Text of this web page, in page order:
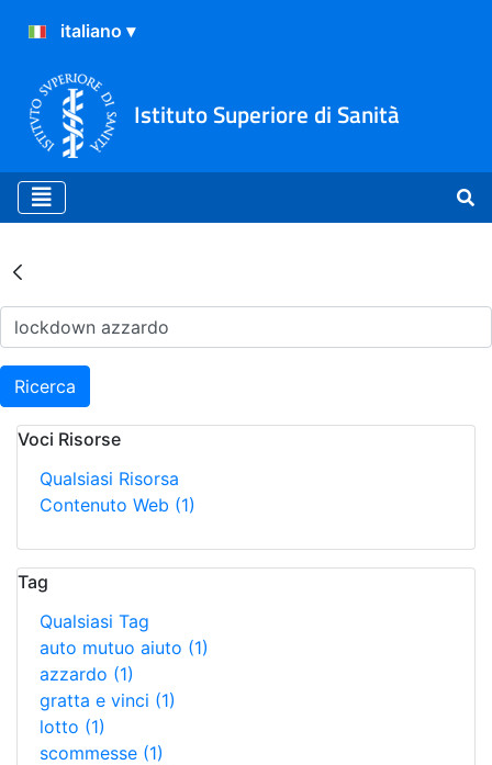
Istituto Superiore di Sanità
Risultati della Ricerca -
Ricerca
Voci Risorse
Qualsiasi Risorsa
Contenuto Web (1)
Tag
Qualsiasi Tag
auto mutuo aiuto (1)
azzardo (1)
gratta e vinci (1)
lotto (1)
scommesse (1)